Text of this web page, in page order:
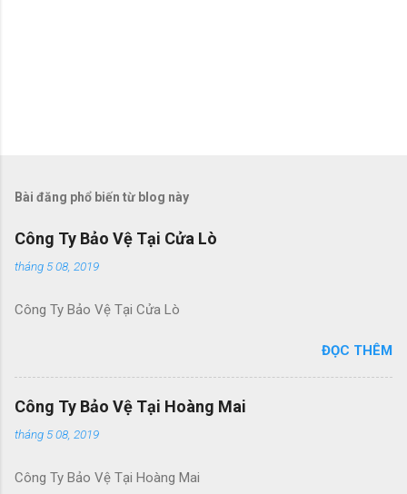
g
h
ậ
n
t
Bài đăng phổ biến từ blog này
Công Ty Bảo Vệ Tại Cửa Lò
tháng 5 08, 2019
Công Ty Bảo Vệ Tại Cửa Lò
ĐỌC THÊM
Công Ty Bảo Vệ Tại Hoàng Mai
tháng 5 08, 2019
Công Ty Bảo Vệ Tại Hoàng Mai